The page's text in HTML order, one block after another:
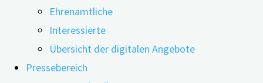
Ehrenamtliche
Interessierte
Übersicht der digitalen Angebote
Pressebereich
Demenzsymptome regulieren. Erinnerungen teilen.
Gemeinsamkeit genießen. – Die bisherige Forschung
deutet darauf hin, dass musik- und lesetherapeutische
Angebote für Menschen mit Demenz und deren